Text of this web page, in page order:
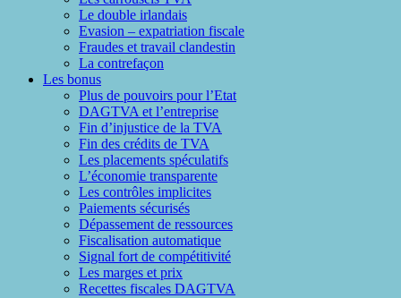
Le double irlandais
Evasion – expatriation fiscale
Fraudes et travail clandestin
La contrefaçon
Les bonus
Plus de pouvoirs pour l’Etat
DAGTVA et l’entreprise
Fin d’injustice de la TVA
Fin des crédits de TVA
Les placements spéculatifs
L’économie transparente
Les contrôles implicites
Paiements sécurisés
Dépassement de ressources
Fiscalisation automatique
Signal fort de compétitivité
Les marges et prix
Recettes fiscales DAGTVA